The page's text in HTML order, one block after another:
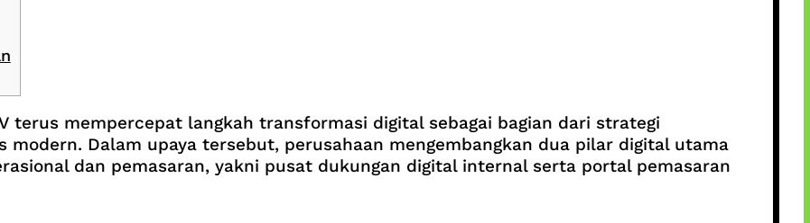
terus mempercepat langkah transformasi digital sebagai bagian dari strategi
Dalam upaya tersebut, perusahaan mengembangkan dua pilar digital utama
dan pemasaran, yakni pusat dukungan digital internal serta portal pemasaran